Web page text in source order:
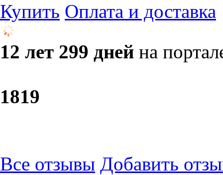
Купить Оплата и доставка
12 лет 299 дней на
1819
Все отзывы Добавить